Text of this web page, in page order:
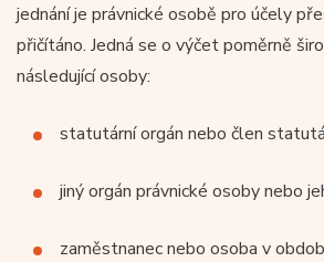
jednání je právnické osobě pro účely
přičítáno. Jedná se o výčet poměrně
následující osoby:
statutární orgán nebo člen
jiný orgán právnické osoby nebo
zaměstnanec nebo osoba v